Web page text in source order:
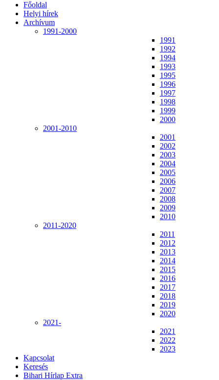
Főoldal
Helyi hírek
Archívum
1991-2000
1991
1992
1994
1993
1995
1996
1997
1998
1999
2000
2001-2010
2001
2002
2003
2004
2005
2006
2007
2008
2009
2010
2011-2020
2011
2012
2013
2014
2015
2016
2017
2018
2019
2020
2021-
2021
2022
2023
Kapcsolat
Keresés
Bihari Hírlap Extra